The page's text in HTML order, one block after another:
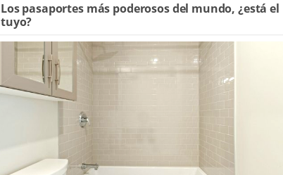
Los pasaportes más poderosos del mundo, ¿está el
tuyo?